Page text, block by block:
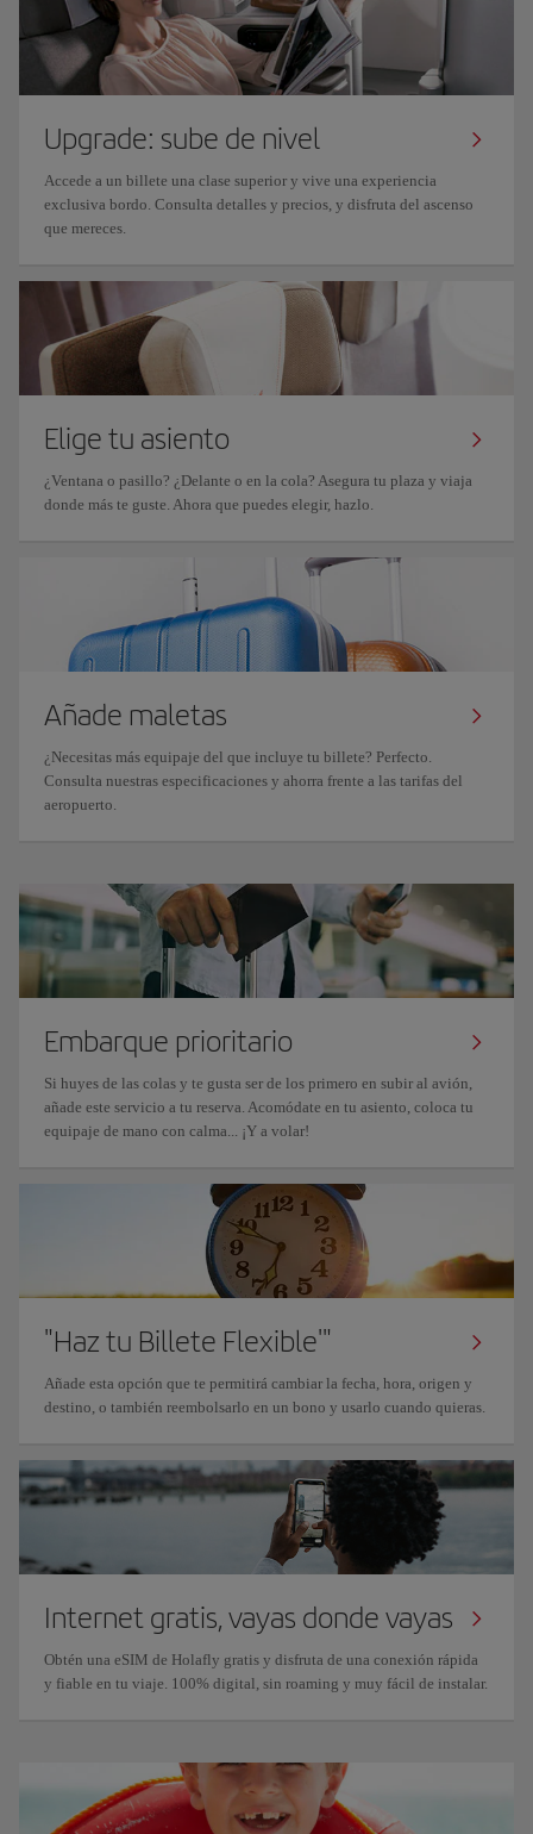
Upgrade: sube de nivel
Accede a un billete una clase superior y vive una experiencia
exclusiva bordo. Consulta detalles y precios, y disfruta del ascenso
que mereces.
Elige tu asiento
¿Ventana o pasillo? ¿Delante o en la cola? Asegura tu plaza y viaja
donde más te guste. Ahora que puedes elegir, hazlo.
Añade maletas
¿Necesitas más equipaje del que incluye tu billete? Perfecto.
Consulta nuestras especificaciones y ahorra frente a las tarifas del
aeropuerto.
Embarque prioritario
Si huyes de las colas y te gusta ser de los primero en subir al avión,
añade este servicio a tu reserva. Acomódate en tu asiento, coloca tu
equipaje de mano con calma... ¡Y a volar!
"Haz tu Billete Flexible'"
Añade esta opción que te permitirá cambiar la fecha, hora, origen y
destino, o también reembolsarlo en un bono y usarlo cuando quieras.
Internet gratis, vayas donde vayas
Obtén una eSIM de Holafly gratis y disfruta de una conexión rápida
y fiable en tu viaje. 100% digital, sin roaming y muy fácil de instalar.